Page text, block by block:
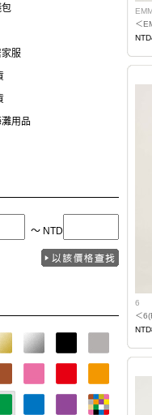
包
家服
用品
〜 NTD
6
＜